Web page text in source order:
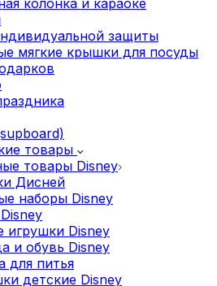
защиты
мягкие крышки для посуды
товары
товары Disney
Дисней
наборы Disney
игрушки Disney
и обувь Disney
для питья
детские Disney